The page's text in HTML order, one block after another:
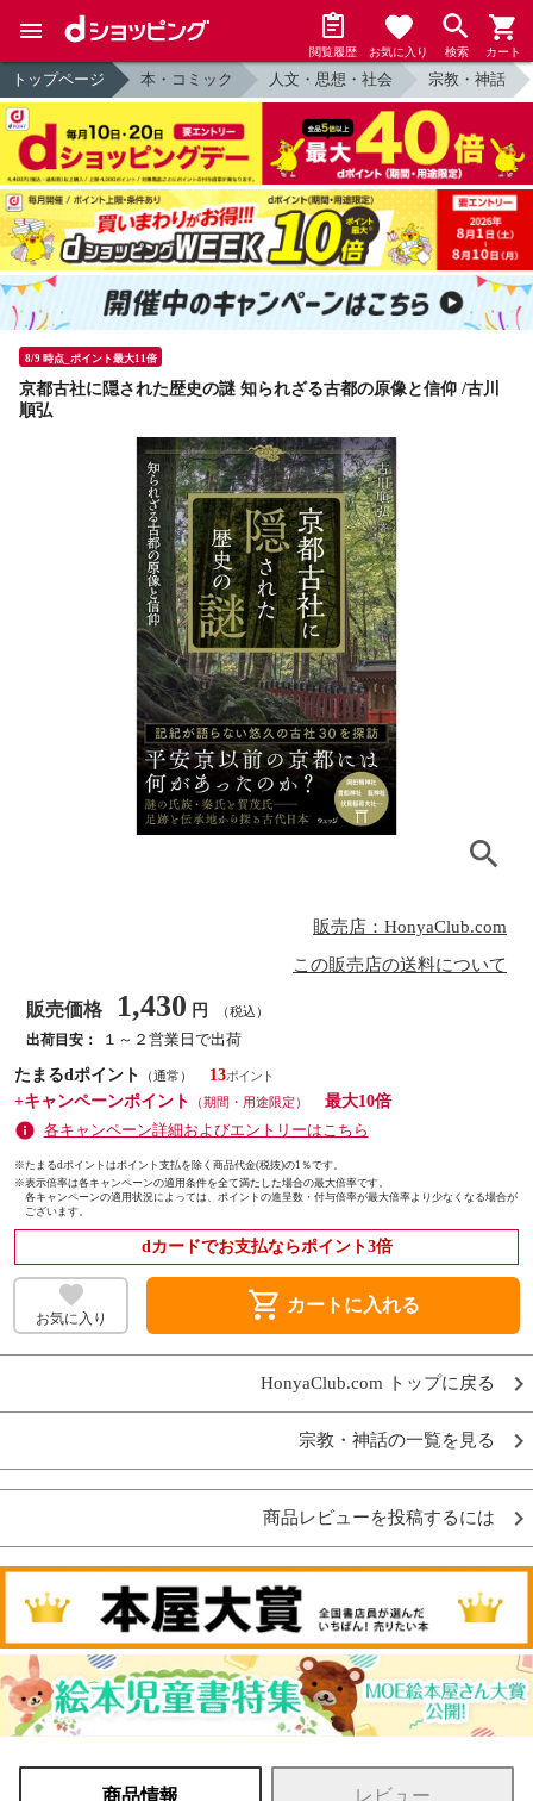
閲覧履歴 お気に入り 検索 カート
トップページ 本・コミック 人文・思想・社会 宗教・神話
8/9 時点_ポイント最大11倍
京都古社に隠された歴史の謎 知られざる古都の原像と信仰 /古川
順弘
販売店：HonyaClub.com
この販売店の送料について
販売価格 1,430 円 （税込）
出荷目安：
１～２営業日で出荷
たまるdポイント
（通常）
13
+キャンペーンポイント
（期間・用途限定）
最大10倍
各キャンペーン詳細およびエントリーはこちら
※たまるdポイントはポイント支払を除く商品代金(税抜)の1％です。
※表示倍率は各キャンペーンの適用条件を全て満たした場合の最大倍率です。
各キャンペーンの適用状況によっては、ポイントの進呈数・付与倍率が最大倍率より少なくなる場合が
ございます。
dカードでお支払ならポイント3倍
お気に入り shopping_cart カートに入れる
HonyaClub.com トップに戻る
宗教・神話の一覧を見る
商品レビューを投稿するには
商品情報 レビュー